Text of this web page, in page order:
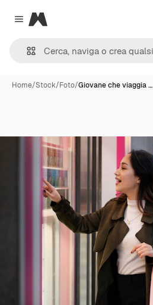
Close menu
Magnific
Home/Stock/Foto/Giovane che viaggia …